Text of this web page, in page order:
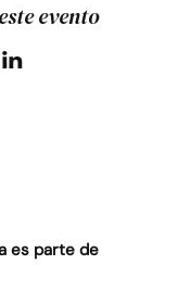
evento
es parte de